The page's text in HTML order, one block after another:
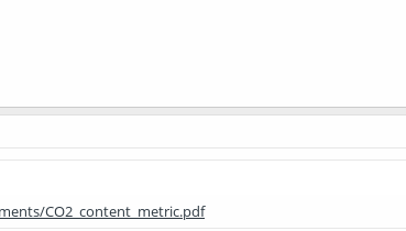
CO2_content_metric.pdf